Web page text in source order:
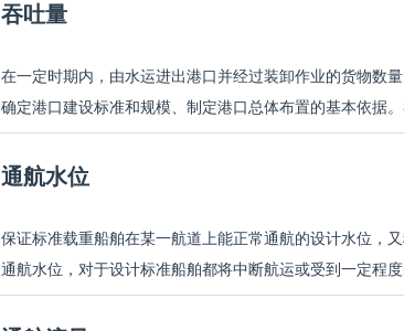
吞吐量
在一定时期内，由水运进出港口并经过装卸作业的货物数
确定港口建设标准和规模、制定港口总体布置的基本依据
通航水位
保证标准载重船舶在某一航道上能正常通航的设计水位，
通航水位，对于设计标准船舶都将中断航运或受到一定程